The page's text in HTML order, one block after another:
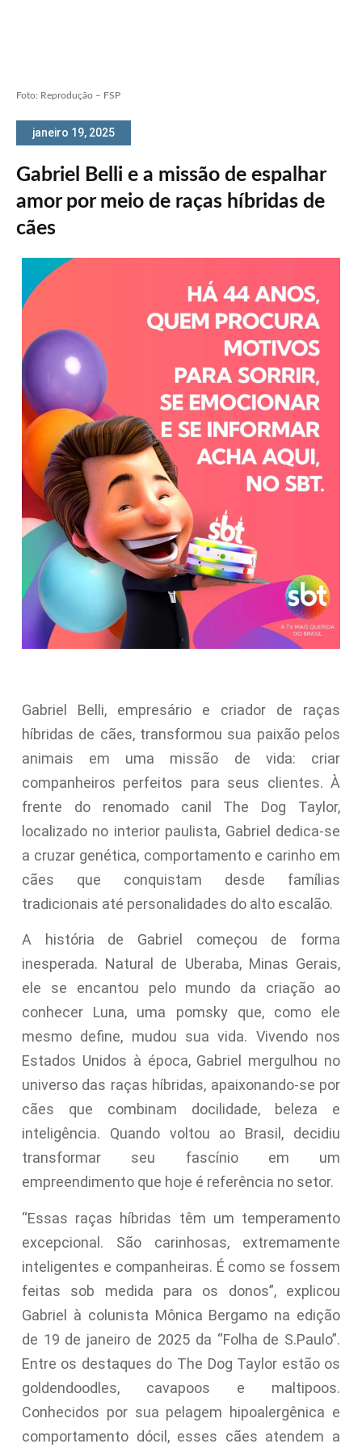
Foto: Reprodução – FSP
janeiro 19, 2025
Gabriel Belli e a missão de espalhar
amor por meio de raças híbridas de
cães
Gabriel Belli, empresário e criador de raças
híbridas de cães, transformou sua paixão pelos
animais em uma missão de vida: criar
companheiros perfeitos para seus clientes. À
frente do renomado canil The Dog Taylor,
localizado no interior paulista, Gabriel dedica-se
a cruzar genética, comportamento e carinho em
cães que conquistam desde famílias
tradicionais até personalidades do alto escalão.
A história de Gabriel começou de forma
inesperada. Natural de Uberaba, Minas Gerais,
ele se encantou pelo mundo da criação ao
conhecer Luna, uma pomsky que, como ele
mesmo define, mudou sua vida. Vivendo nos
Estados Unidos à época, Gabriel mergulhou no
universo das raças híbridas, apaixonando-se por
cães que combinam docilidade, beleza e
inteligência. Quando voltou ao Brasil, decidiu
transformar seu fascínio em um
empreendimento que hoje é referência no setor.
“Essas raças híbridas têm um temperamento
excepcional. São carinhosas, extremamente
inteligentes e companheiras. É como se fossem
feitas sob medida para os donos”, explicou
Gabriel à colunista Mônica Bergamo na edição
de 19 de janeiro de 2025 da “Folha de S.Paulo”.
Entre os destaques do The Dog Taylor estão os
goldendoodles, cavapoos e maltipoos.
Conhecidos por sua pelagem hipoalergênica e
comportamento dócil, esses cães atendem a